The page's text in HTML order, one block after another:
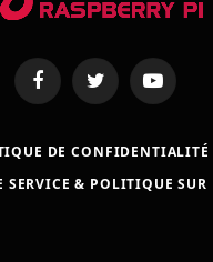
FacebookTwitter YouTube
DE CONFIDENTIALITÉ
& POLITIQUE SUR